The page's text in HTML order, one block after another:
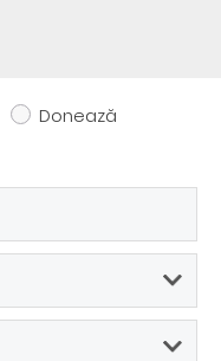
Donează